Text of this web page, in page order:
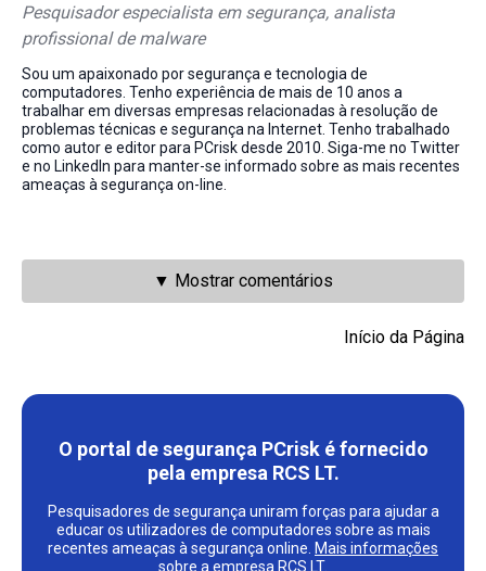
Pesquisador especialista em segurança, analista
profissional de malware
Sou um apaixonado por segurança e tecnologia de
computadores. Tenho experiência de mais de 10 anos a
trabalhar em diversas empresas relacionadas à resolução de
problemas técnicas e segurança na Internet. Tenho trabalhado
como autor e editor para PCrisk desde 2010. Siga-me no Twitter
e no LinkedIn para manter-se informado sobre as mais recentes
ameaças à segurança on-line.
▼ Mostrar comentários
Início da Página
O portal de segurança PCrisk é fornecido
pela empresa RCS LT.
Pesquisadores de segurança uniram forças para ajudar a
educar os utilizadores de computadores sobre as mais
recentes ameaças à segurança online. Mais informações
sobre a empresa RCS LT.